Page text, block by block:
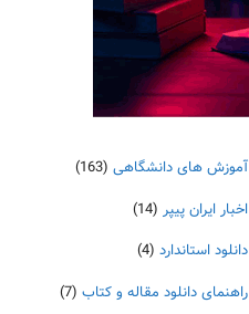
آموزش های دانشگاهی (163)
اخبار ایران پیپر (14)
دانلود استاندارد (4)
راهنمای دانلود مقاله و کتاب (7)